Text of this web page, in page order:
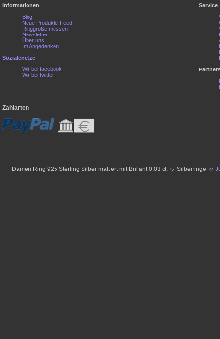
Informationen
Blog
Neue Produkte-Feed
Ringgröße messen
Newsletter
Über uns
Im Angedenken
Sozialenetze
Wir bei facebook
Wir bei twitter
Service
Zahlarten
Damen Ring 925 Sterling Silber mattiert mit Brillant 0,03 ct. ッ Silberringe ッ